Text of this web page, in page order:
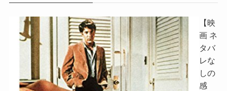
【映
画 ネ
タバ
レな
しの
感